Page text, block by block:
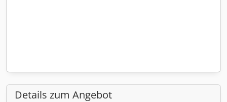
Details zum Angebot